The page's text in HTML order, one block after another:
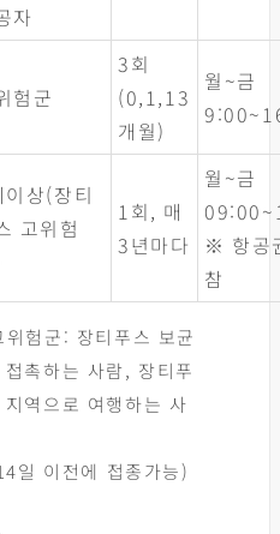
자
험군
3회
(0,1,13
개월)
월~금
상(장티
고위험
1회, 매
3년마다
월~금
※ 항공
참
험군: 장티푸스 보균
촉하는 사람, 장티푸
역으로 여행하는 사
일 이전에 접종가능)